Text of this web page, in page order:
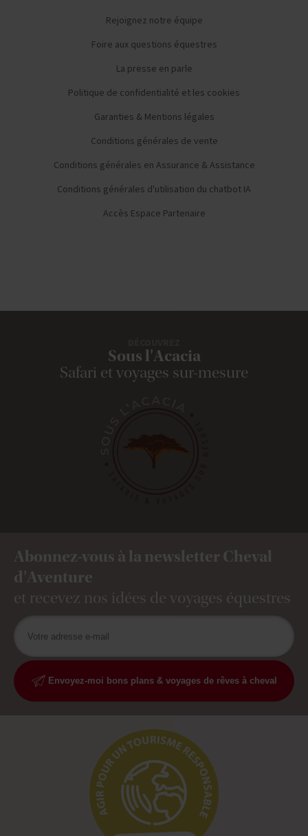
Rejoignez notre équipe
Foire aux questions équestres
La presse en parle
Politique de confidentialité et les cookies
Garanties & Mentions légales
Conditions générales de vente
Conditions générales en Assurance & Assistance
Conditions générales d'utilisation du chatbot IA
Accès Espace Partenaire
Sous l'Acacia
Safari et voyages sur-mesure
Abonnez-vous à la newsletter Cheval
d'Aventure
et recevez nos idées de voyages équestres
Envoyez-moi bons plans & voyages de rêves à cheval